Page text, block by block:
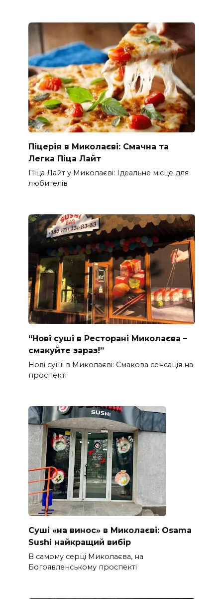
Піцерія в Миколаєві: Смачна та
Легка Піца Лайт
Піца Лайт у Миколаєві: Ідеальне місце для
любителів
“Нові суші в Ресторані Миколаєва –
смакуйте зараз!”
Нові суші в Миколаєві: Смакова сенсація на
проспекті
Суші «на винос» в Миколаєві: Osama
Sushi найкращий вибір
В самому серці Миколаєва, на
Богоявленському проспекті